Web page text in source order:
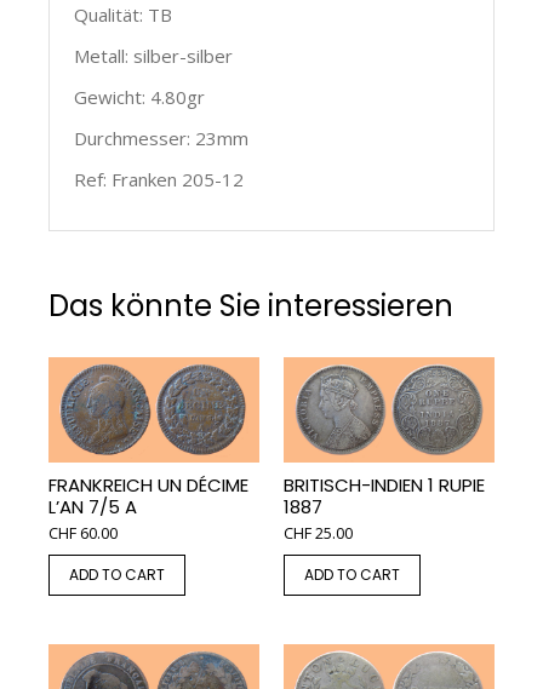
Qualität: TB
Metall: silber-silber
Gewicht: 4.80gr
Durchmesser: 23mm
Ref: Franken 205-12
Das könnte Sie interessieren
FRANKREICH UN DÉCIME
L’AN 7/5 A
CHF 60.00
ADD TO CART
BRITISCH-INDIEN 1 RUPIE
1887
CHF25.00
ADD TO CART